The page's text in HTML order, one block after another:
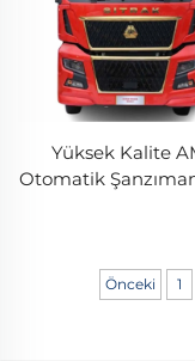
Yüksek Kalite
Otomatik
Önceki 1